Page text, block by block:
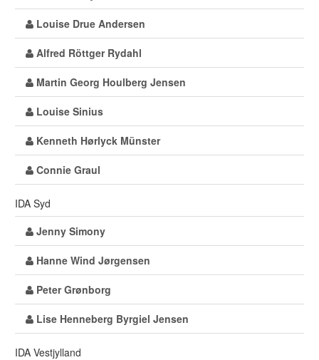
Louise Drue Andersen
Alfred Röttger Rydahl
Martin Georg Houlberg Jensen
Louise Sinius
Kenneth Hørlyck Münster
Connie Graul
IDA Syd
Jenny Simony
Hanne Wind Jørgensen
Peter Grønborg
Lise Henneberg Byrgiel Jensen
IDA Vestjylland